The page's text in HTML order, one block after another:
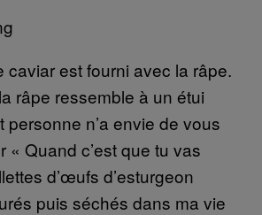
caviar est fourni avec la râpe.
râpe ressemble à un étui
personne n’a envie de vous
« Quand c’est que tu vas
d’œufs d’esturgeon
puis séchés dans ma vie